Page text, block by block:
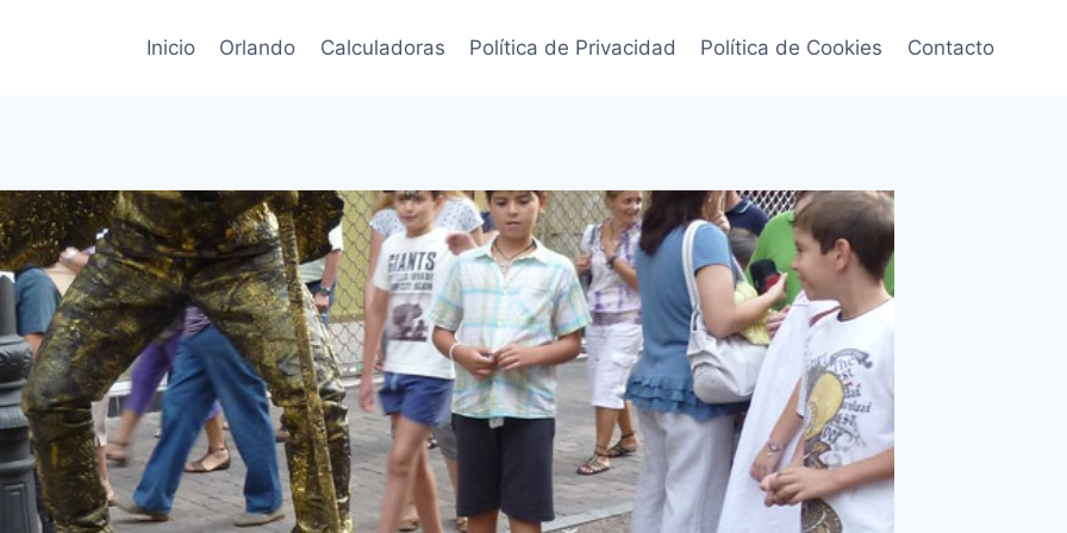
Inicio Orlando Calculadoras Política de Privacidad Política de Cookies Contacto